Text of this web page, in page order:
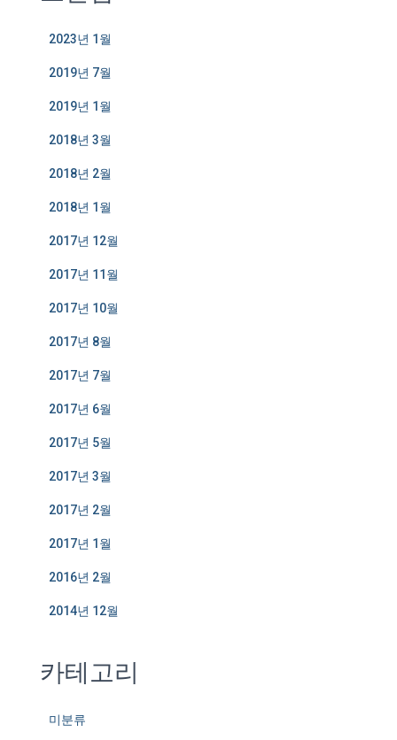
2023년 1월
2019년 7월
2019년 1월
2018년 3월
2018년 2월
2018년 1월
2017년 12월
2017년 11월
2017년 10월
2017년 8월
2017년 7월
2017년 6월
2017년 5월
2017년 3월
2017년 2월
2017년 1월
2016년 2월
2014년 12월
카테고리
미분류